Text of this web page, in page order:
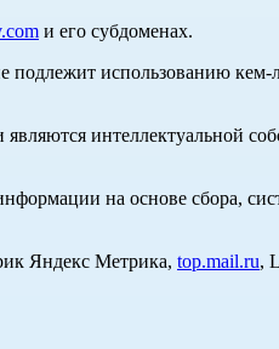
и его субдоменах.
подлежит использованию
интеллектуальной
на основе сбора,
Яндекс Метрика, top.mail.ru,